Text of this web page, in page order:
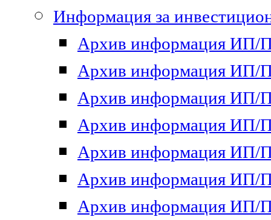
Информация за
Архив информация ИП/
Архив информация ИП/
Архив информация ИП/
Архив информация ИП/
Архив информация ИП/
Архив информация ИП/
Архив информация ИП/